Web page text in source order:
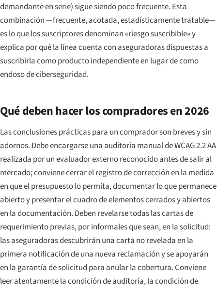
demandante en serie) sigue siendo poco frecuente. Esta
combinación —frecuente, acotada, estadísticamente tratable—
es lo que los suscriptores denominan «riesgo suscribible» y
explica por qué la línea cuenta con aseguradoras dispuestas a
suscribirla como producto independiente en lugar de como
endoso de ciberseguridad.
Qué deben hacer los compradores en 2026
Las conclusiones prácticas para un comprador son breves y sin
adornos. Debe encargarse una auditoría manual de WCAG 2.2 AA
realizada por un evaluador externo reconocido antes de salir al
mercado; conviene cerrar el registro de corrección en la medida
en que el presupuesto lo permita, documentar lo que permanece
abierto y presentar el cuadro de elementos cerrados y abiertos
en la documentación. Deben revelarse todas las cartas de
requerimiento previas, por informales que sean, en la solicitud:
las aseguradoras descubrirán una carta no revelada en la
primera notificación de una nueva reclamación y se apoyarán
en la garantía de solicitud para anular la cobertura. Conviene
leer atentamente la condición de auditoría, la condición de